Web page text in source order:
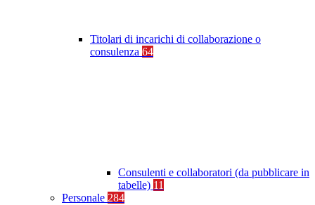
Titolari di incarichi di collaborazione o
consulenza 64
Consulenti e collaboratori (da pubblicare in
tabelle) 11
Personale 284